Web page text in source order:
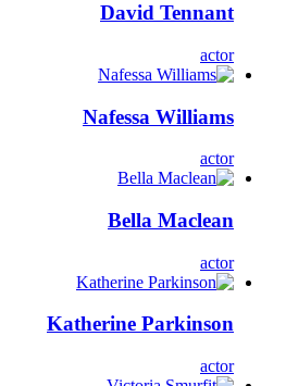
David Tennant
actor
Nafessa Williams
actor
Bella Maclean
actor
Katherine Parkinson
actor